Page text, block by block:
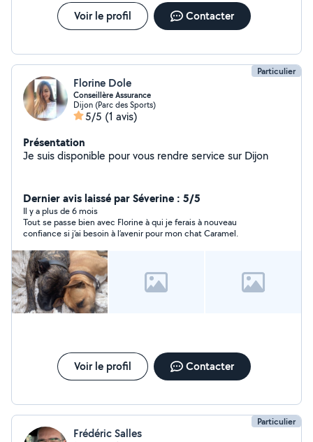
Voir le profil Contacter
Particulier
Florine Dole
Conseillère Assurance
Dijon (Parc des Sports)
5/5 (1 avis)
Présentation
Je suis disponible pour vous rendre service sur Dijon
Dernier avis laissé par Séverine : 5/5
Il y a plus de 6 mois
Tout se passe bien avec Florine à qui je ferais à nouveau
confiance si j’ai besoin à l’avenir pour mon chat Caramel.
Voir le profil Contacter
Particulier
Frédéric Salles